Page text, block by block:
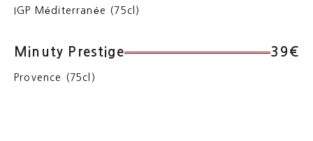
IGP Méditerranée (75cl)
Minuty Prestige 39€
Provence (75cl)